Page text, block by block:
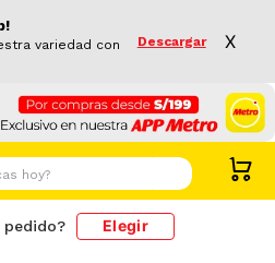
variedad con
Descargar X
Elegir